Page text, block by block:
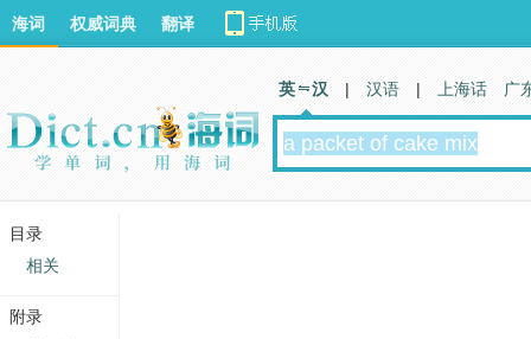
海词 权威词典 翻译
英 汉 | 汉语 | 上海话 广
目录
相关
附录